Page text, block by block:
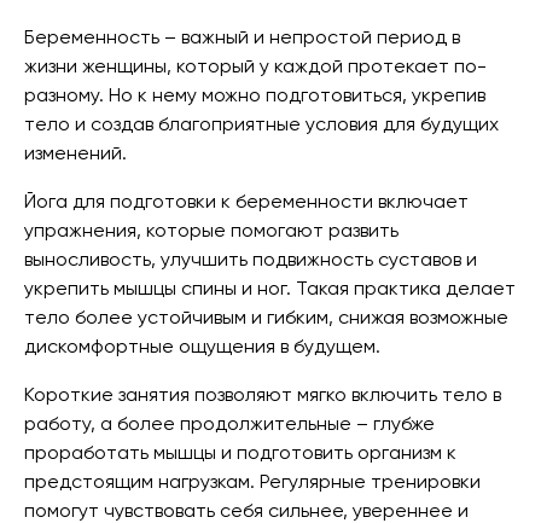
Беременность – важный и непростой период в
жизни женщины, который у каждой протекает по-
разному. Но к нему можно подготовиться, укрепив
тело и создав благоприятные условия для будущих
изменений.
Йога для подготовки к беременности включает
упражнения, которые помогают развить
выносливость, улучшить подвижность суставов и
укрепить мышцы спины и ног. Такая практика делает
тело более устойчивым и гибким, снижая возможные
дискомфортные ощущения в будущем.
Короткие занятия позволяют мягко включить тело в
работу, а более продолжительные – глубже
проработать мышцы и подготовить организм к
предстоящим нагрузкам. Регулярные тренировки
помогут чувствовать себя сильнее, увереннее и